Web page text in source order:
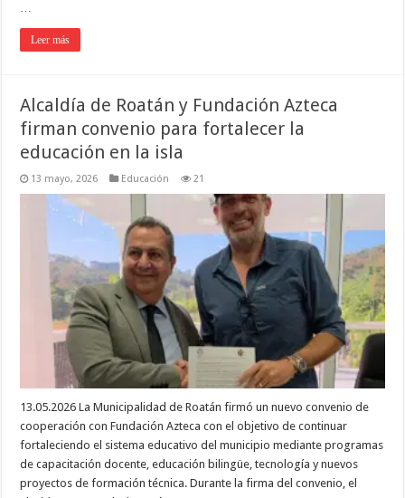
…
Leer más
Alcaldía de Roatán y Fundación Azteca
firman convenio para fortalecer la
educación en la isla
13 mayo, 2026 Educación 21
13.05.2026 La Municipalidad de Roatán firmó un nuevo convenio de
cooperación con Fundación Azteca con el objetivo de continuar
fortaleciendo el sistema educativo del municipio mediante programas
de capacitación docente, educación bilingüe, tecnología y nuevos
proyectos de formación técnica. Durante la firma del convenio, el